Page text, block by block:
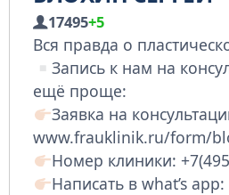
17495+5
Вся правда о
Запись к нам на
ещё проще:
Заявка на
www.frauklinik.ru/form/
Номер клиники:
Написать в what’s